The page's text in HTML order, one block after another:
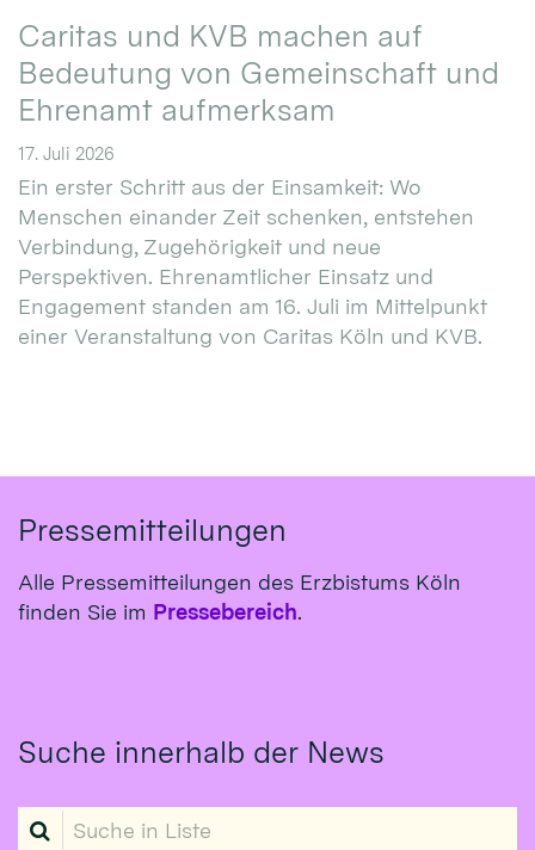
Caritas und KVB machen auf
Bedeutung von Gemeinschaft und
Ehrenamt aufmerksam
17. Juli 2026
Ein erster Schritt aus der Einsamkeit: Wo
Menschen einander Zeit schenken, entstehen
Verbindung, Zugehörigkeit und neue
Perspektiven. Ehrenamtlicher Einsatz und
Engagement standen am 16. Juli im Mittelpunkt
einer Veranstaltung von Caritas Köln und KVB.
Pressemitteilungen
Alle Pressemitteilungen des Erzbistums Köln
finden Sie im Pressebereich.
Suche innerhalb der News
Suche in Liste